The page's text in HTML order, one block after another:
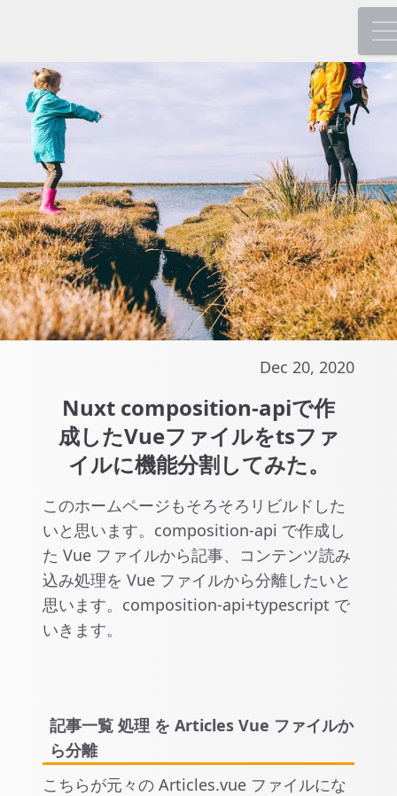
Dec 20, 2020
Nuxt composition-apiで作
成したVueファイルをtsファ
イルに機能分割してみた。
このホームページもそろそろリビルドした
いと思います。composition-api で作成し
た Vue ファイルから記事、コンテンツ読み
込み処理を Vue ファイルから分離したいと
思います。composition-api+typescript で
いきます。
記事一覧 処理 を Articles Vue ファイルか
ら分離
こちらが元々の Articles.vue ファイルにな